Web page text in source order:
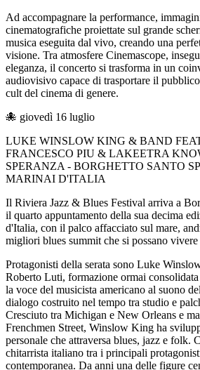
Ad accompagnare la performance,
cinematografiche proiettate sul grande
musica eseguita dal vivo, creando una
visione. Tra atmosfere Cinemascope,
eleganza, il concerto si trasforma in un
audiovisivo capace di trasportare il
cult del cinema di genere.
🐙 giovedì 16 luglio
LUKE WINSLOW KING & BAND
FRANCESCO PIU & LAKEETRA
SPERANZA - BORGHETTO SANTO
MARINAI D'ITALIA
Il Riviera Jazz & Blues Festival arriva a
il quarto appuntamento della sua decima
d'Italia, con il palco affacciato sul mare,
migliori blues summit che si possano
Protagonisti della serata sono Luke
Roberto Luti, formazione ormai
la voce del musicista americano al suono
dialogo costruito nel tempo tra studio e
Cresciuto tra Michigan e New Orleans e
Frenchmen Street, Winslow King ha
personale che attraversa blues, jazz e folk.
chitarrista italiano tra i principali
contemporanea. Da anni una delle figure